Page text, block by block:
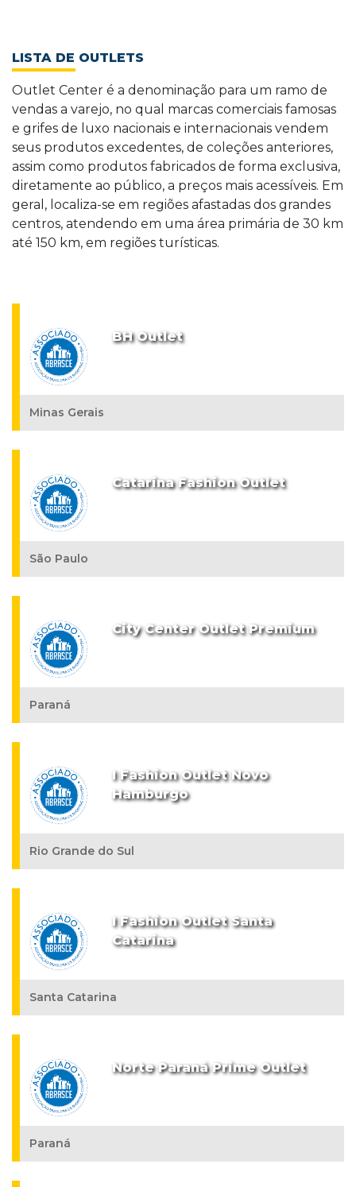
LISTA DE OUTLETS
Outlet Center é a denominação para um ramo de
vendas a varejo, no qual marcas comerciais famosas
e grifes de luxo nacionais e internacionais vendem
seus produtos excedentes, de coleções anteriores,
assim como produtos fabricados de forma exclusiva,
diretamente ao público, a preços mais acessíveis. Em
geral, localiza-se em regiões afastadas dos grandes
centros, atendendo em uma área primária de 30 km
até 150 km, em regiões turísticas.
BH Outlet
Minas Gerais
Catarina Fashion Outlet
São Paulo
City Center Outlet Premium
Paraná
I Fashion Outlet Novo
Hamburgo
Rio Grande do Sul
I Fashion Outlet Santa
Catarina
Santa Catarina
Norte Paraná Prime Outlet
Paraná